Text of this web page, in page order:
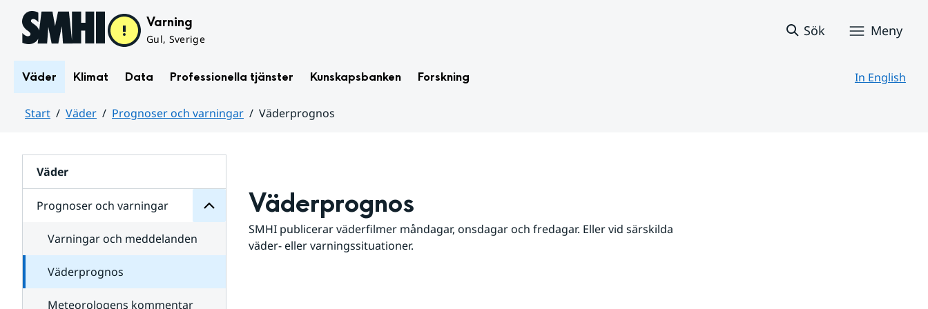
Hoppa till sidans innehåll Varning
Gul, Sverige
Sök Meny
Väder Klimat Data Professionella tjänster Kunskapsbanken Forskning In English
Start Väder Prognoser och varningar
Väderprognos
Väder
Prognoser och varningar
för
varningar
Varningar och meddelanden
Väderprognos
Meteorologens kommentar
Väderprognos
SMHI publicerar väderfilmer måndagar, onsdagar och fredagar. Eller vid särskilda
väder- eller varningssituationer.